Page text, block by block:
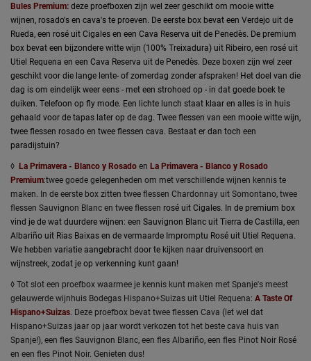
Bules Premium:deze proefboxen zijn wel zeer geschikt om mooie witte
wijnen, rosado's en cava's te proeven. De eerste box bevat een Verdejo uit de
Rueda, een rosé uit Cigales en een Cava Reserva uit de Penedès. De premium
box bevat een bijzondere witte wijn (100% Treixadura) uit Ribeiro, een rosé uit
Utiel Requena en een Cava Reserva uit de Penedès. Deze boxen zijn wel zeer
geschikt voor die lange lente- of zomerdag zonder afspraken! Het doel van die
dag is om eindelijk weer eens - met een strohoed op - in dat goede boek te
duiken. Telefoon op fly mode. Een lichte lunch staat klaar en alles is in huis
gehaald voor de tapas later op de dag. Twee flessen van een mooie witte wijn,
twee flessen rosado en twee flessen cava. Bestaat er dan toch een
paradijstuin?
◊ La Primavera - Blanco y Rosadoen La Primavera - Blanco y Rosado
Premium:twee goede gelegenheden om met verschillende wijnen kennis te
maken. In de eerste box zitten twee flessen Chardonnay uit Somontano, twee
flessen Sauvignon Blanc en twee flessen rosé uit Cigales. In de premium box
vind je de wat duurdere wijnen: een Sauvignon Blanc uit Tierra de Castilla, een
Albariño uit Rias Baixas en de vermaarde Impromptu Rosé uit Utiel Requena.
We hebben variatie aangebracht door te kijken naar druivensoort en
wijnstreek, zodat je op verkenning kunt gaan!
◊ Tot slot een proefbox waarmee je kennis kunt maken met Spanje's meest
gelauwerde wijnhuis Bodegas Hispano+Suizas uit Utiel Requena: A Taste Of
Hispano+Suizas . Deze proefbox bevat twee flessen Cava (let wel dat
Hispano+Suizas jaar op jaar wordt verkozen tot het beste cava huis van
Spanje!), een fles Sauvignon Blanc, een fles Albariño, een fles Pinot Noir Rosé
en een fles Pinot Noir. Genieten dus!